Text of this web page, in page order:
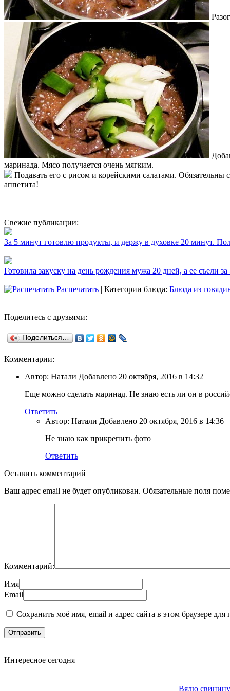
маринада. Мясо получается очень мягким.
Подавать его с рисом и корейскими салатами. Обязательны
аппетита!
Свежие публикации:
За 5 минут готовлю продукты, и держу в духовке 20 минут.
Готовила закуску на день рождения мужа 20 дней, а ее съели
Распечатать | Категории блюда: Блюда из
Поделитесь с друзьями:
Поделиться…
Комментарии:
Автор: Натали Добавлено 20 октября, 2016 в 14:32
Еще можно сделать маринад. Не знаю есть ли он в
Ответить
Автор: Натали Добавлено 20 октября, 2016 в 14:36
Не знаю как прикрепить фото
Ответить
Оставить комментарий
Ваш адрес email не будет опубликован. Обязательные поля
Комментарий:
Имя
Email
Сохранить моё имя, email и адрес сайта в этом браузере
Интересное сегодня
Вялю свинину